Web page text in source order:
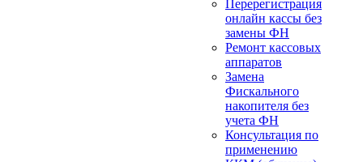
Перерегистрация
онлайн кассы без
замены ФН
Ремонт кассовых
аппаратов
Замена
Фискального
накопителя без
учета ФН
Консультация по
применению